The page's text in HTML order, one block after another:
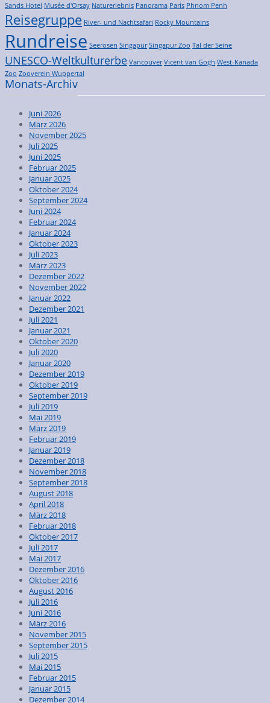
Sands Hotel Musée d'Orsay Naturerlebnis Panorama Paris Phnom Penh
Reisegruppe River- und Nachtsafari Rocky Mountains
Rundreise Seerosen Singapur Singapur Zoo Tal der Seine
UNESCO-Weltkulturerbe Vancouver Vicent van Gogh West-Kanada
Zoo Zooverein Wuppertal
Monats-Archiv
Juni 2026
März 2026
November 2025
Juli 2025
Juni 2025
Februar 2025
Januar 2025
Oktober 2024
September 2024
Juni 2024
Februar 2024
Januar 2024
Oktober 2023
Juli 2023
März 2023
Dezember 2022
November 2022
Januar 2022
Dezember 2021
Juli 2021
Januar 2021
Oktober 2020
Juli 2020
Januar 2020
Dezember 2019
Oktober 2019
September 2019
Juli 2019
Mai 2019
März 2019
Februar 2019
Januar 2019
Dezember 2018
November 2018
September 2018
August 2018
April 2018
März 2018
Februar 2018
Oktober 2017
Juli 2017
Mai 2017
Dezember 2016
Oktober 2016
August 2016
Juli 2016
Juni 2016
März 2016
November 2015
September 2015
Juli 2015
Mai 2015
Februar 2015
Januar 2015
Dezember 2014